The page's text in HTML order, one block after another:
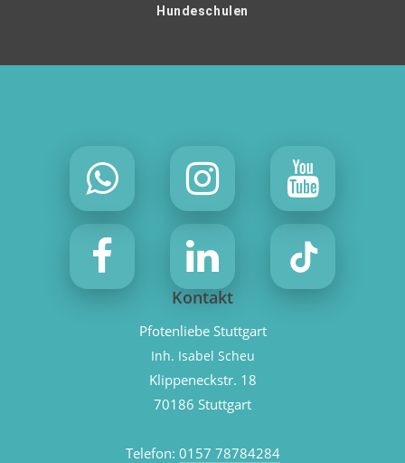
Hundeschulen
Kontakt
Pfotenliebe Stuttgart
Inh. Isabel Scheu
Klippeneckstr. 18
70186 Stuttgart
Telefon: 0157 78784284